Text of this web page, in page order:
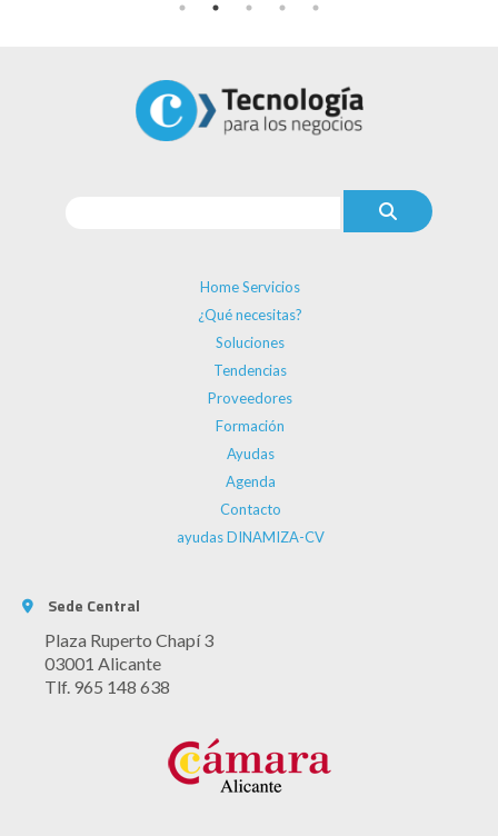
Home Servicios
¿Qué necesitas?
Soluciones
Tendencias
Proveedores
Formación
Ayudas
Agenda
Contacto
ayudas DINAMIZA-CV
Sede Central
Plaza Ruperto Chapí 3
03001 Alicante
Tlf. 965 148 638